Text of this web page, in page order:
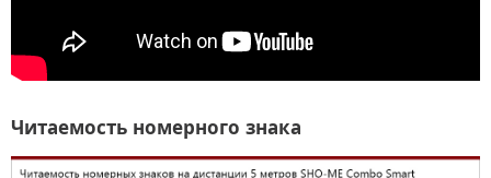
Читаемость номерного знака